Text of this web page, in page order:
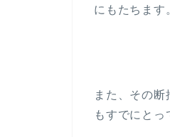
にもたちます
また、その
もすでにとっ